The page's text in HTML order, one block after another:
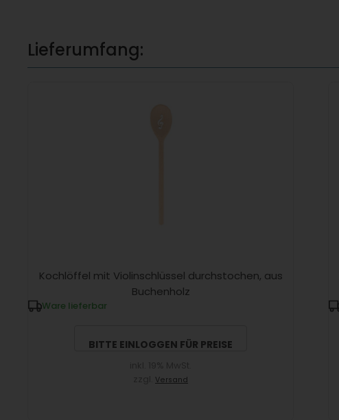
Lieferumfang:
Kochlöffel mit Violinschlüssel durchstochen, aus
Buchenholz
Ware lieferbar
BITTE EINLOGGEN FÜR PREISE
Versand